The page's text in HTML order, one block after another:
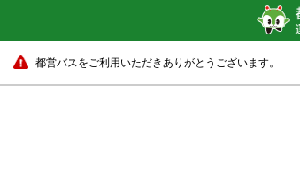
都営バスをご利用いただきありがとうございます。